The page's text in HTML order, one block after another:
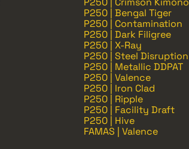
P250 | Bengal Tiger
P250 | Contamination
P250 | Dark Filigree
P250 | X-Ray
P250 | Steel Disruption
P250 | Metallic DDPAT
P250 | Valence
P250 | Iron Clad
P250 | Ripple
P250 | Facility Draft
P250 | Hive
FAMAS | Valence